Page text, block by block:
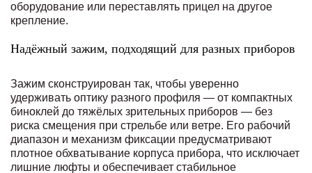
оборудование или переставлять прицел на другое
крепление.
Надёжный зажим, подходящий для разных приборов
Зажим сконструирован так, чтобы уверенно
удерживать оптику разного профиля — от компактных
биноклей до тяжёлых зрительных приборов — без
риска смещения при стрельбе или ветре. Его рабочий
диапазон и механизм фиксации предусматривают
плотное обхватывание корпуса прибора, что исключает
лишние люфты и обеспечивает стабильное